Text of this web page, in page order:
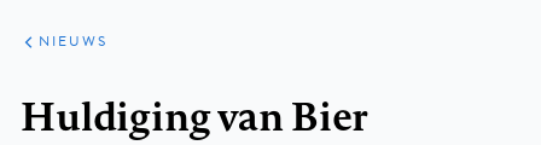
ARTIKELEN
HET
KORT
NIEUWS
Huldiging van Bier